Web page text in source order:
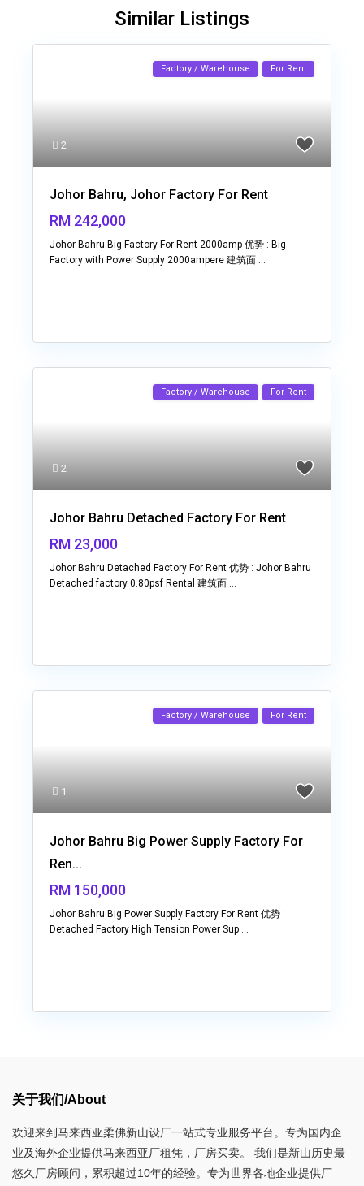
Similar Listings
2
Factory / Warehouse For Rent
Johor Bahru, Johor Factory For Rent
RM 242,000
Johor Bahru Big Factory For Rent 2000amp 优势 : Big
Factory with Power Supply 2000ampere 建筑面 ...
2
Factory / Warehouse For Rent
Johor Bahru Detached Factory For Rent
RM 23,000
Johor Bahru Detached Factory For Rent 优势 : Johor Bahru
Detached factory 0.80psf Rental 建筑面 ...
1
Factory / Warehouse For Rent
Johor Bahru Big Power Supply Factory For
Ren...
RM 150,000
Johor Bahru Big Power Supply Factory For Rent 优势 :
Detached Factory High Tension Power Sup ...
关于我们/About
欢迎来到马来西亚柔佛新山设厂一站式专业服务平台。专为国内企
业及海外企业提供马来西亚厂租凭，厂房买卖。 我们是新山历史最
悠久厂房顾问，累积超过10年的经验。专为世界各地企业提供厂